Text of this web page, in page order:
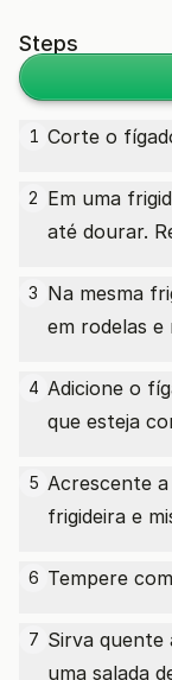
Steps
1 Corte o
2 Em uma
até dourar.
3 Na mesma
em rodelas
4 Adicione o
que esteja
5 Acrescente
frigideira e
6 Tempere
7 Sirva quente
uma salada